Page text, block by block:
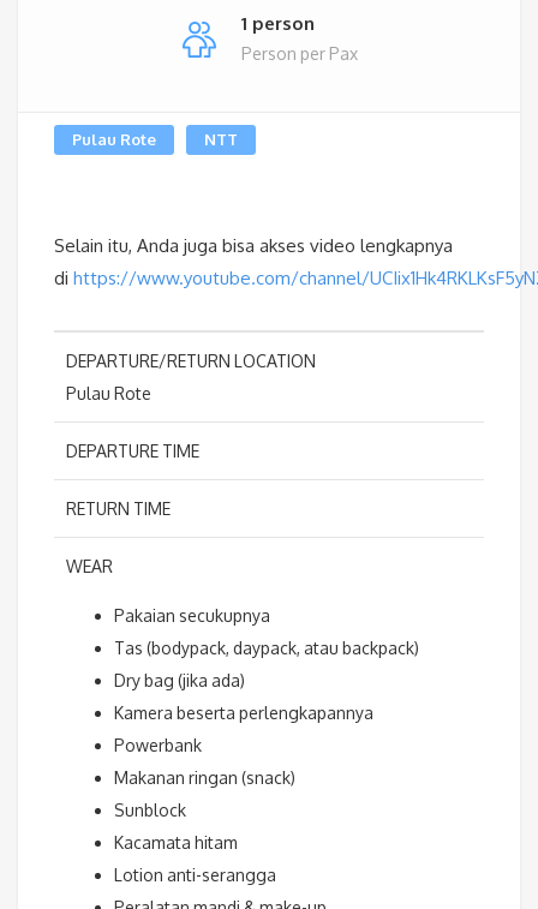
1 person
Person per Pax
Pulau Rote NTT
Selain itu, Anda juga bisa akses video lengkapnya
di https://www.youtube.com/channel/
DEPARTURE/RETURN LOCATION
Pulau Rote
DEPARTURE TIME
RETURN TIME
WEAR
Pakaian secukupnya
Tas (bodypack, daypack, atau backpack)
Dry bag (jika ada)
Kamera beserta perlengkapannya
Powerbank
Makanan ringan (snack)
Sunblock
Kacamata hitam
Lotion anti-serangga